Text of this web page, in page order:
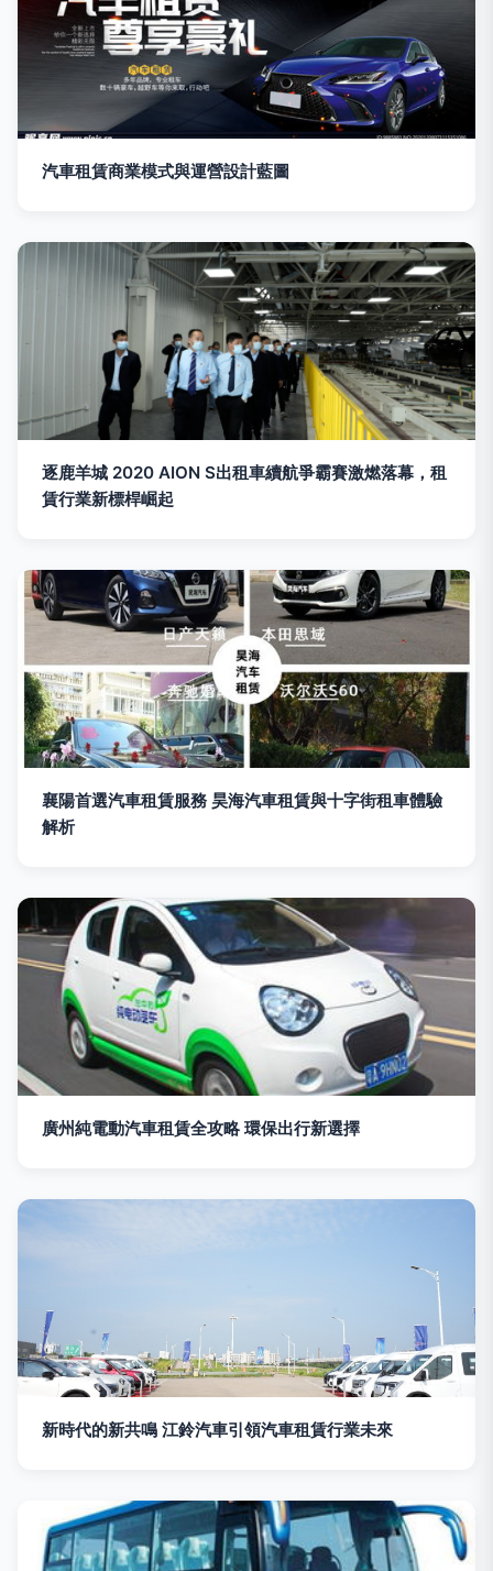
汽車租賃商業模式與運營設計藍圖
逐鹿羊城 2020 AION S出租車續航爭霸賽激燃落幕，租
賃行業新標桿崛起
襄陽首選汽車租賃服務 昊海汽車租賃與十字街租車體驗
解析
廣州純電動汽車租賃全攻略 環保出行新選擇
新時代的新共鳴 江鈴汽車引領汽車租賃行業未來